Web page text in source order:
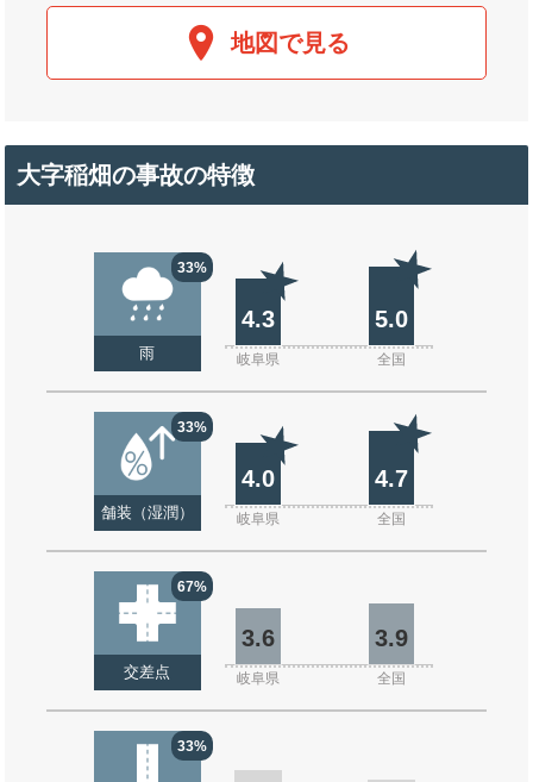
地図で見る
大字稲畑の事故の特徴
33%
雨
4.3 5.0
岐阜県 全国
33%
舗装（湿潤）
4.0 4.7
岐阜県 全国
67%
交差点
3.6 3.9
岐阜県 全国
33%